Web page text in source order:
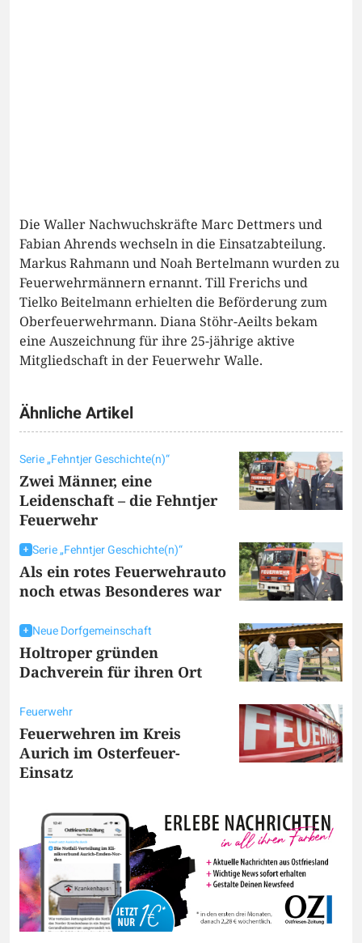
Die Waller Nachwuchskräfte Marc Dettmers und
Fabian Ahrends wechseln in die Einsatzabteilung.
Markus Rahmann und Noah Bertelmann wurden zu
Feuerwehrmännern ernannt. Till Frerichs und
Tielko Beitelmann erhielten die Beförderung zum
Oberfeuerwehrmann. Diana Stöhr-Aeilts bekam
eine Auszeichnung für ihre 25-jährige aktive
Mitgliedschaft in der Feuerwehr Walle.
Ähnliche Artikel
Serie „Fehntjer Geschichte(n)“
Zwei Männer, eine
Leidenschaft – die Fehntjer
Feuerwehr
Serie „Fehntjer Geschichte(n)“
Als ein rotes Feuerwehrauto
noch etwas Besonderes war
Neue Dorfgemeinschaft
Holtroper gründen
Dachverein für ihren Ort
Feuerwehr
Feuerwehren im Kreis
Aurich im Osterfeuer-
Einsatz